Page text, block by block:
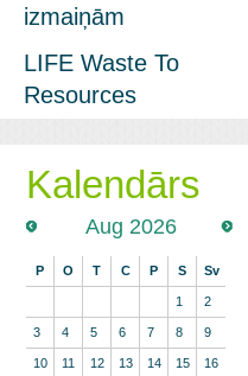
izmaiņām
LIFE Waste To
Resources
Kalendārs
Aug 2026
P O T C P S Sv
1 2
3 4 5 6 7 8 9
10 11 12 13 14 15 16